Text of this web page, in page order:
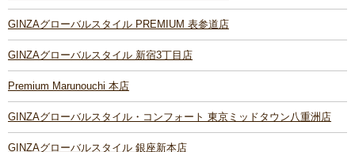
GINZAグローバルスタイル PREMIUM 表参道店
GINZAグローバルスタイル 新宿3丁目店
Premium Marunouchi 本店
GINZAグローバルスタイル・コンフォート 東京ミッドタウン八重洲店
GINZAグローバルスタイル 銀座新本店